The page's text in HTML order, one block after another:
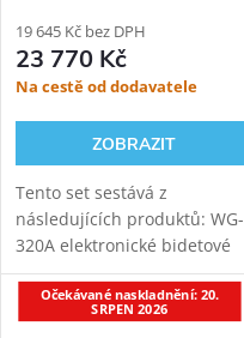
Duofix 111.925.00.5
19 645 Kč bez DPH
23 770 Kč
Na cestě od dodavatele
ZOBRAZIT
Tento set sestává z
následujících produktů: WG-
320A elektronické bidetové
prkénko s dálkovým
ovládáním KERASAN FLO
závěsné WC 370x540mm,
Očekávané naskladnění: 20.
SRPEN 2026